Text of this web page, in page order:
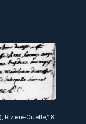
Rivière-Ouelle,18